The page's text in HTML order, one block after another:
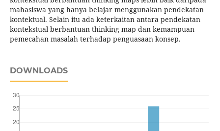
mahasiswa yang hanya belajar menggunakan pendekatan
kontektual. Selain itu ada keterkaitan antara pendekatan
kontekstual berbantuan thinking map dan kemampuan
pemecahan masalah terhadap penguasaan konsep.
DOWNLOADS